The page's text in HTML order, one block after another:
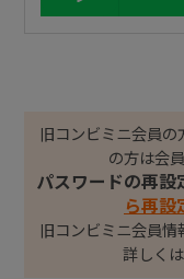
旧コンビミニ会員
の方は会
パスワードの再設
ら再設
旧コンビミニ会員情
詳しくは